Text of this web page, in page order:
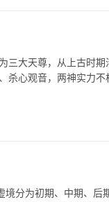
三大天尊，从上古时
杀心观音，两神实力
分为初期、中期、后